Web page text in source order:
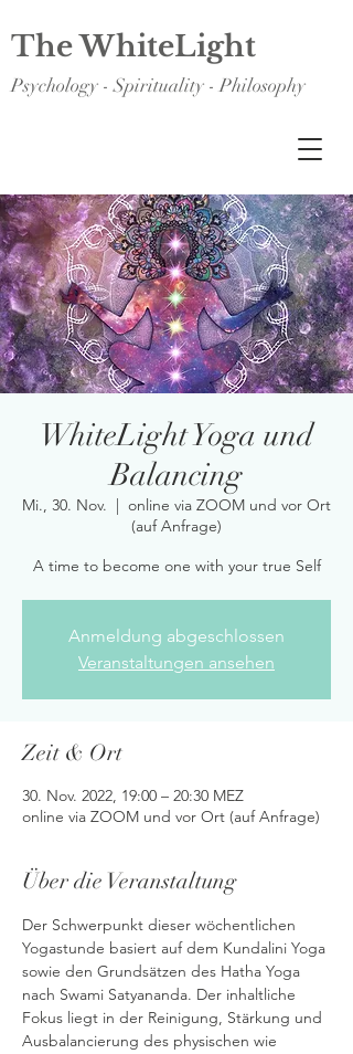
The WhiteLight
Psychology - Spirituality - Philosophy
WhiteLight Yoga und
Balancing
Mi., 30. Nov.
  |
online via ZOOM und vor Ort
(auf Anfrage)
A time to become one with your true Self
Anmeldung abgeschlossen
Veranstaltungen ansehen
Zeit & Ort
30. Nov. 2022, 19:00 – 20:30 MEZ
online via ZOOM und vor Ort (auf Anfrage)
Über die Veranstaltung
Der Schwerpunkt dieser wöchentlichen
Yogastunde basiert auf dem Kundalini Yoga
sowie den Grundsätzen des Hatha Yoga
nach Swami Satyananda. Der inhaltliche
Fokus liegt in der Reinigung, Stärkung und
Ausbalancierung des physischen wie